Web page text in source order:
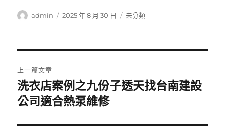
作
admin
發
2025 年 8 月 30 日
分
未分類
章
導
覽
上一篇文章
上
一
文
洗衣店案例之九份子透天找台南建設
公司適合熱泵維修